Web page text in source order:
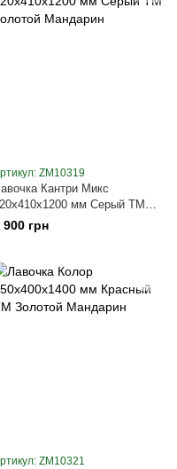
ZM10319
Кантри Микс
мм Серый ТМ
Мандарин
900 грн
ZM10321